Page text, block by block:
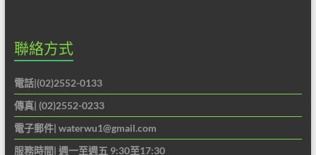
聯絡方式
電話|(02)2552-0133
傳真| (02)2552-0233
電子郵件| waterwu1@gmail.com
服務時間| 週一至週五 9:30至17:30